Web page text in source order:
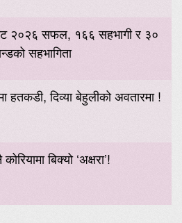
२०२६ सफल, १६६ सहभागी र ३०
सहभागिता
हतकडी, दिव्या बेहुलीको अवतारमा !
बिक्यो ‘अक्षरा’!